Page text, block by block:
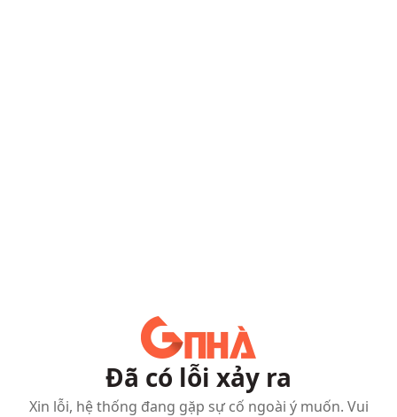
Đã có lỗi xảy ra
Xin lỗi, hệ thống đang gặp sự cố ngoài ý muốn. Vui